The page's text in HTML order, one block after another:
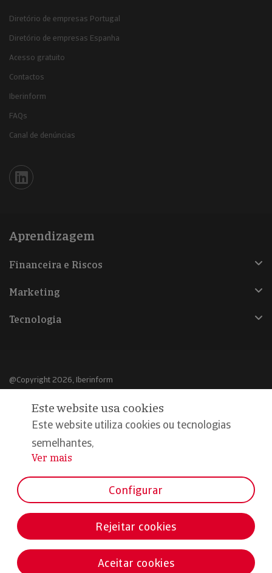
Diretório de empresas Portugal
Diretório de empresas Espanha
Acesso gratuito
Contactos
Iberinform
FAQs
Canal de denúncias
Iberinform en Linkedin
Aprendizagem
Financeira e Riscos
Marketing
Tecnologia
@Copyright 2026, Iberinform
Aviso legal
Política de cookies
Declaração de privacidade
Este website usa cookies
Este website utiliza cookies ou tecnologias
semelhantes,
...
Ver mais
Configurar
Rejeitar cookies
Aceitar cookies